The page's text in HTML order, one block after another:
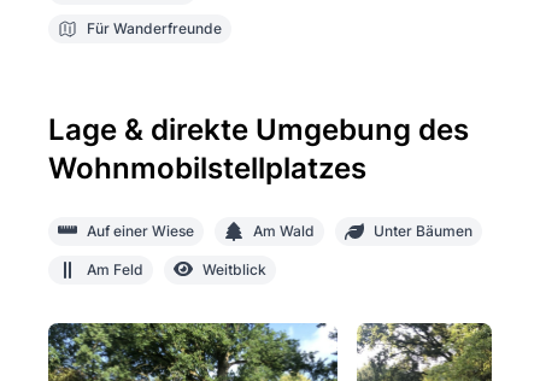
Für Wanderfreunde
Lage & direkte Umgebung des
Wohnmobilstellplatzes
Auf einer Wiese Am Wald Unter Bäumen
Am Feld Weitblick